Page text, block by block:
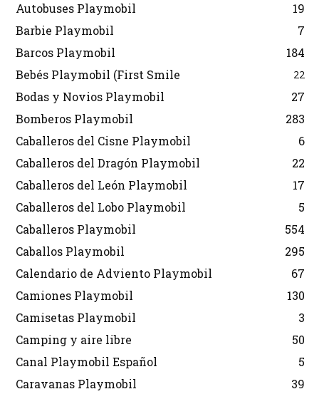
Autobuses Playmobil
19
Barbie Playmobil
7
Barcos Playmobil
184
Bebés Playmobil (First Smile
22
Bodas y Novios Playmobil
27
Bomberos Playmobil
283
Caballeros del Cisne Playmobil
6
Caballeros del Dragón Playmobil
22
Caballeros del León Playmobil
17
Caballeros del Lobo Playmobil
5
Caballeros Playmobil
554
Caballos Playmobil
295
Calendario de Adviento Playmobil
67
Camiones Playmobil
130
Camisetas Playmobil
3
Camping y aire libre
50
Canal Playmobil Español
5
Caravanas Playmobil
39